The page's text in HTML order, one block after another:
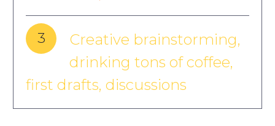
3
Creative brainstorming,
drinking tons of coffee,
first drafts, discussions